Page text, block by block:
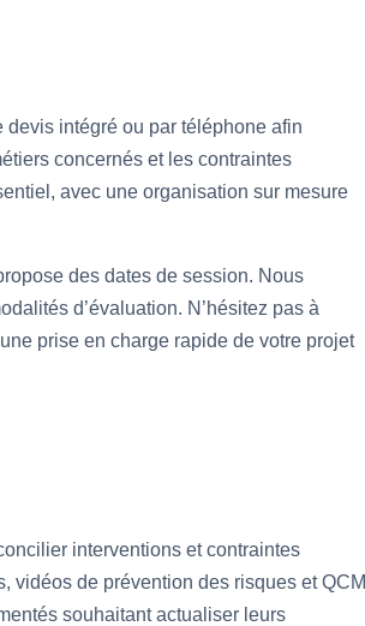
intégré ou par téléphone afin
concernés et les contraintes
avec une organisation sur mesure
des dates de session. Nous
d’évaluation. N’hésitez pas à
prise en charge rapide de votre projet
interventions et contraintes
vidéos de prévention des risques et QCM
souhaitant actualiser leurs